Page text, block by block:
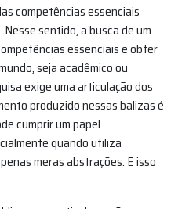
competências essenciais
sentido, a busca de um
essenciais e obter
seja acadêmico ou
exige uma articulação dos
produzido nessas balizas é
cumprir um papel
quando utiliza
meras abstrações. E isso